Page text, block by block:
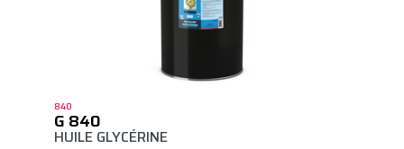
840
G 840
HUILE GLYCÉRINE